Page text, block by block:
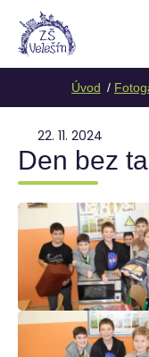
Úvod
22. 11. 2024
Den bez